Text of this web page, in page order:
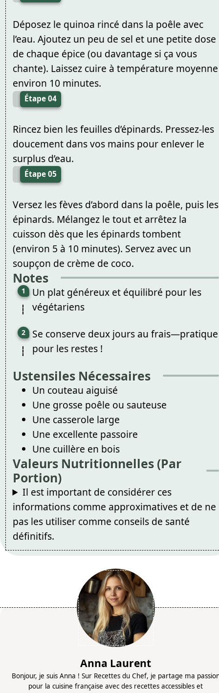
Déposez le quinoa rincé dans la poêle avec
l’eau. Ajoutez un peu de sel et une petite dose
de chaque épice (ou davantage si ça vous
chante). Laissez cuire à température moyenne
environ 10 minutes.
Étape 04
Rincez bien les feuilles d’épinards. Pressez-les
doucement dans vos mains pour enlever le
surplus d’eau.
Étape 05
Versez les fèves d’abord dans la poêle, puis les
épinards. Mélangez le tout et arrêtez la
cuisson dès que les épinards tombent
(environ 5 à 10 minutes). Servez avec un
soupçon de crème de coco.
Notes
Un plat généreux et équilibré pour les
végétariens
Se conserve deux jours au frais—pratique
pour les restes !
Ustensiles Nécessaires
Un couteau aiguisé
Une grosse poêle ou sauteuse
Une casserole large
Une excellente passoire
Une cuillère en bois
Valeurs Nutritionnelles (Par
Portion)
Il est important de considérer ces
informations comme approximatives et de ne
pas les utiliser comme conseils de santé
définitifs.
Anna Laurent
Bonjour, je suis Anna ! Sur Recettes du Chef, je partage ma
pour la cuisine française avec des recettes accessibles et